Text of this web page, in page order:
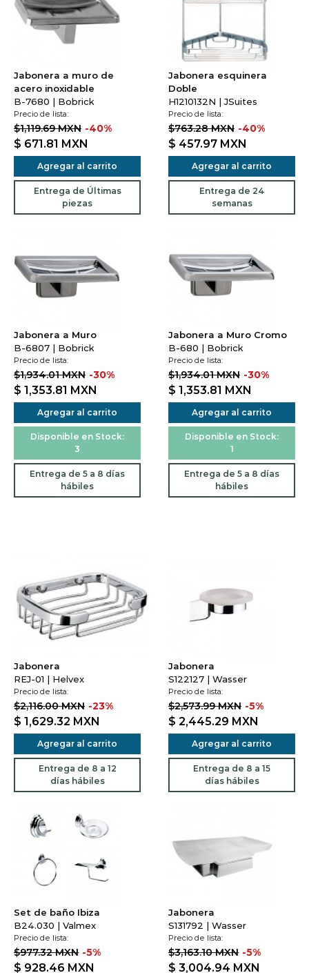
Jabonera a muro de
acero inoxidable
B-7680 | Bobrick
Precio de lista:
$1,119.69 MXN -40%
$ 671.81 MXN
Agregar al carrito
Entrega de Últimas
piezas
Jabonera esquinera
Doble
H1210132N | JSuites
Precio de lista:
$763.28 MXN -40%
$ 457.97 MXN
Agregar al carrito
Entrega de 24
semanas
Jabonera a Muro
B-6807 | Bobrick
Precio de lista:
$1,934.01 MXN -30%
$ 1,353.81 MXN
Agregar al carrito
Disponible en Stock:
3
Entrega de 5 a 8 días
hábiles
Jabonera a Muro Cromo
B-680 | Bobrick
Precio de lista:
$1,934.01 MXN -30%
$ 1,353.81 MXN
Agregar al carrito
Disponible en Stock:
1
Entrega de 5 a 8 días
hábiles
Jabonera
REJ-01 | Helvex
Precio de lista:
$2,116.00 MXN -23%
$ 1,629.32 MXN
Agregar al carrito
Entrega de 8 a 12
días hábiles
Jabonera
S122127 | Wasser
Precio de lista:
$2,573.99 MXN -5%
$ 2,445.29 MXN
Agregar al carrito
Entrega de 8 a 15
días hábiles
Set de baño Ibiza
B24.030 | Valmex
Precio de lista:
$977.32 MXN -5%
$ 928.46 MXN
Jabonera
S131792 | Wasser
Precio de lista:
$3,163.10 MXN -5%
$ 3,004.94 MXN